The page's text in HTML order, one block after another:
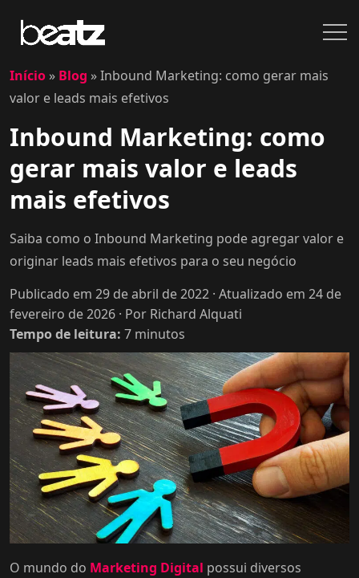
Início » Blog »Inbound Marketing: como gerar mais
valor e leads mais efetivos
Inbound Marketing: como
gerar mais valor e leads
mais efetivos
Saiba como o Inbound Marketing pode agregar valor e
originar leads mais efetivos para o seu negócio
Publicado em 29 de abril de 2022 · Atualizado em 24 de
fevereiro de 2026 · Por Richard Alquati
Tempo de leitura: 7 minutos
O mundo do Marketing Digital possui diversos